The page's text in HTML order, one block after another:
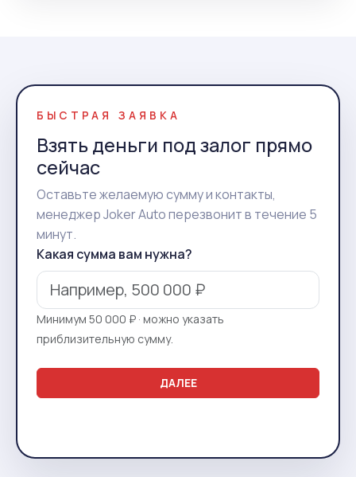
БЫСТРАЯ ЗАЯВКА
Взять деньги под залог прямо
сейчас
Оставьте желаемую сумму и контакты,
менеджер Joker Auto перезвонит в течение 5
минут.
Какая сумма вам нужна?
Минимум 50 000 ₽ · можно указать
приблизительную сумму.
ДАЛЕЕ